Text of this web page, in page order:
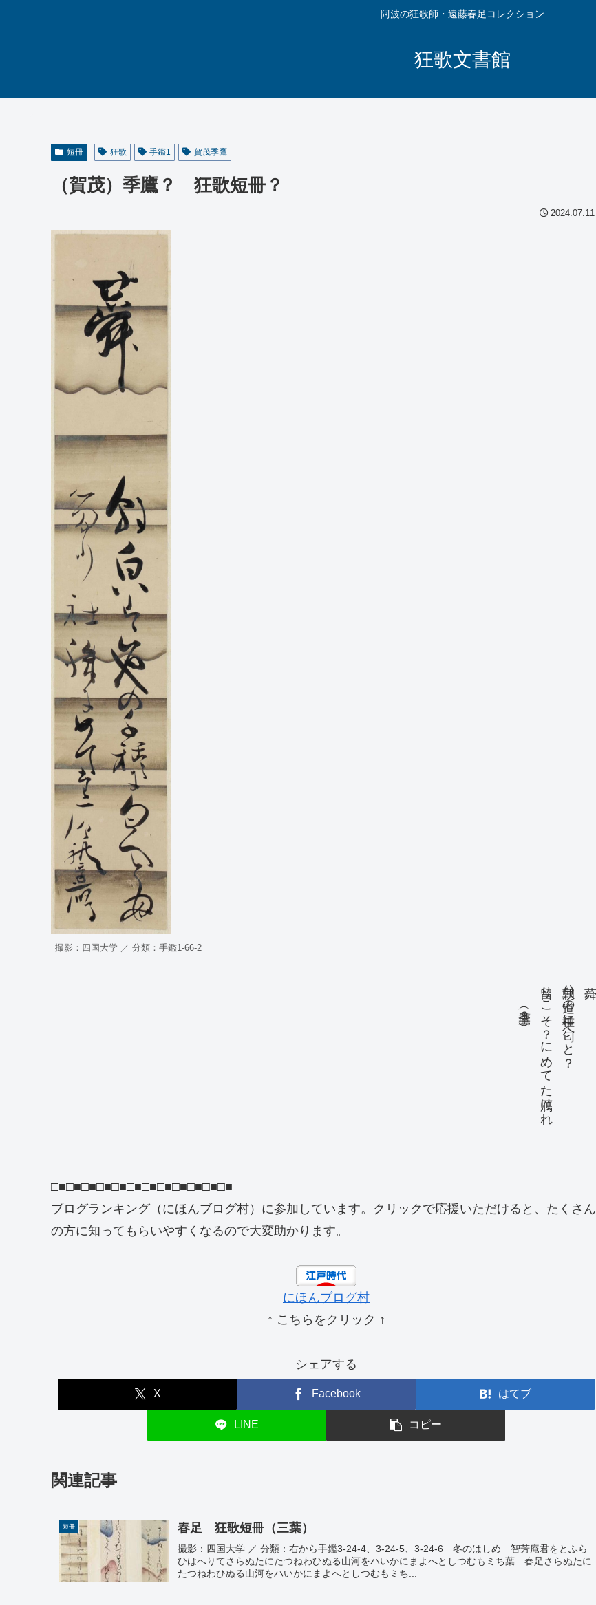
阿波の狂歌師・遠藤春足コレクション
狂歌文書館
短冊 狂歌 手鑑1 賀茂季鷹
（賀茂）季鷹？ 狂歌短冊？
2024.07.11
撮影：四国大学 ／ 分類：手鑑1-66-2
朝㒵ハ道の千種に匂へと？
留りこそ？にめてた鴈けれ
季鷹（？）
□■□■□■□■□■□■□■□■□■□■□■□■
ブログランキング（にほんブログ村）に参加しています。クリックで応援いただけると、たくさん
の方に知ってもらいやすくなるので大変助かります。
にほんブログ村
↑ こちらをクリック ↑
シェアする
X Facebook はてブ
LINE コピー
関連記事
短冊 春足 狂歌短冊（三葉）
撮影：四国大学 ／ 分類：右から手鑑3-24-4、3-24-5、3-24-6 冬のはしめ 智芳庵君をとふら
ひはへりてさらぬたにたつねわひぬる山河をハいかにまよへとしつむもミち葉 春足さらぬたに
たつねわひぬる山河をハいかにまよへとしつむもミち...